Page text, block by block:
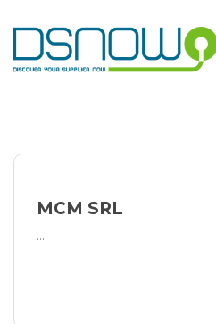
to
content
MCM SRL
...